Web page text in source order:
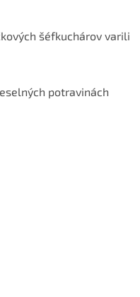
šéfkuchárov varili
potravinách